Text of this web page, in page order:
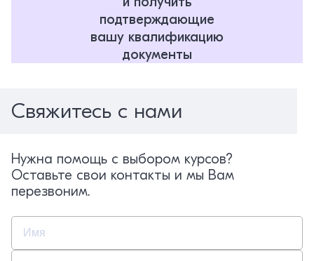
подтверждающие
вашу квалификацию
документы
Свяжитесь с нами
Нужна помощь с выбором курсов?
Оставьте свои контакты и мы Вам
перезвоним.